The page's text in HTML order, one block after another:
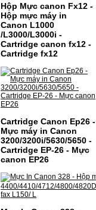
Hộp Mực canon Fx12 -
Hộp mực máy in
Canon L1000
/L3000/L3000i -
Cartridge canon fx12 -
Cartridge fx12
Cartridge Canon Ep26 -
Mực máy in Canon
3200/3200i/5630/5650 -
Cartridge EP-26 - Mực
canon EP26